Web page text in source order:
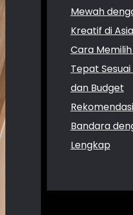
Mewah
Kreatif di Asia
Cara
Tepat
dan Budget
Bandara
Lengkap